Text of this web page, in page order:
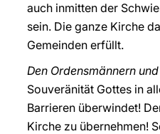
auch inmitten der
sein. Die ganze Kirche
Gemeinden erfüllt.
Den Ordensmännern
Souveränität Gottes in
Barrieren überwindet!
Kirche zu übernehmen!